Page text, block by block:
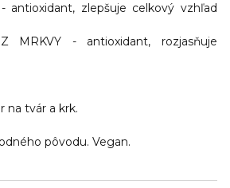
antioxidant, zlepšuje celkový vzhľad
MRKVY - antioxidant, rozjasňuje
na tvár a krk.
pôvodu. Vegan.